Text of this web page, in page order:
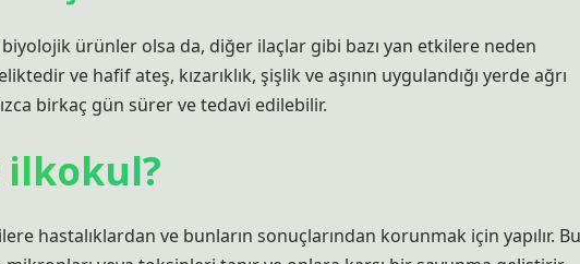
ürünler olsa da, diğer ilaçlar gibi bazı yan etkilere neden
ve hafif ateş, kızarıklık, şişlik ve aşının uygulandığı yerde ağrı
birkaç gün sürer ve tedavi edilebilir.
ilkokul?
hastalıklardan ve bunların sonuçlarından korunmak için yapılır. Bu